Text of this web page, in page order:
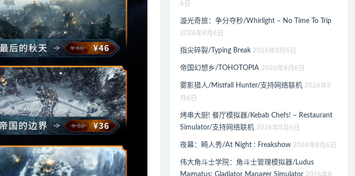
6日
漩光奇旅：争分夺秒/Whirlight – No Time To Trip
2026年8月6日
指尖碎裂/Typing Break 2026年8月6日
帝国幻想乡/TOHOTOPIA 2026年8月6日
雾影猎人/Mistfall Hunter/支持网络联机 2026年8
月6日
烤串大厨! 餐厅模拟器/Kebab Chefs! – Restaurant
Simulator/支持网络联机 2026年8月6日
夜幕：畸人秀/At Night : Freakshow 2026年8月6日
伟大角斗士学院：角斗士管理模拟器/Ludus
Magnatus: Gladiator Manager Simulator